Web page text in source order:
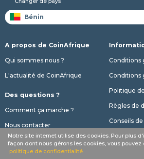
Notre site internet utilise des cookies. Pour plus
façon dont nous gérons les cookies, vous pouvez
politique de confidentialité
A propos de CoinAfrique
Qui sommes nous ?
L'actualité de CoinAfrique
Des questions ?
Comment ça marche ?
Nous contacter
Conditions
Conditions
Politique
Règles de
Conseils
Nos offres